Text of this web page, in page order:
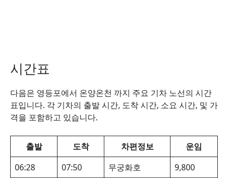
시간표
다음은 영등포에서 온양온천 까지 주요 기차 노선의 시간
표입니다. 각 기차의 출발 시간, 도착 시간, 소요 시간, 및 가
격을 포함하고 있습니다.
출발 도착 차편정보
운임
06:28
07:50 무궁화호
9,800